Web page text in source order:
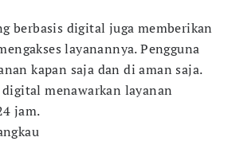
berbasis digital juga memberikan
layanannya. Pengguna
kapan saja dan di aman saja.
menawarkan layanan
jam.